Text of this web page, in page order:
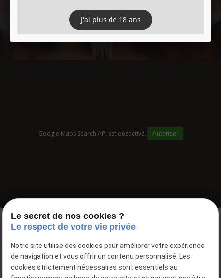
Effectuez votre commande
Google Maps Search API est désactivé. Autoriser
Le secret de nos cookies ?
Le respect de votre vie privée
Notre site utilise des cookies pour améliorer votre expérience
de navigation et vous offrir un contenu personnalisé. Les
cookies strictement nécessaires sont essentiels au